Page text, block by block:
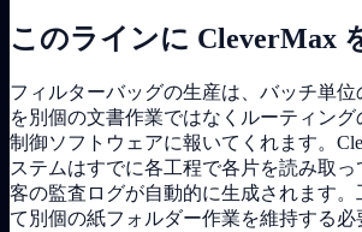
このラインに CleverMax
フィルターバッグの生産は、バッチ単位
を別個の文書作業ではなくルーティング
制御ソフトウェアに報いてくれます。
ステムはすでに各工程で各片を読み取
客の監査ログが自動的に生成されます。
て別個の紙フォルダー作業を維持する必